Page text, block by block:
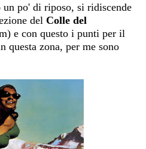
un po' di riposo, si ridiscende
del Colle del
e con questo i punti per il
questa zona, per me sono